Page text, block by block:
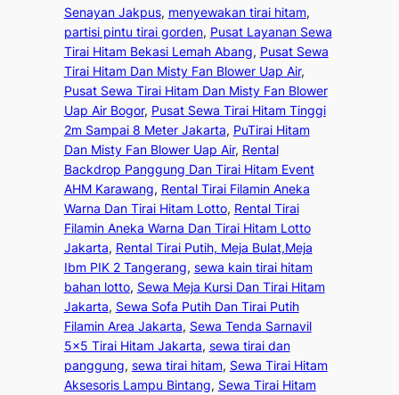
Senayan Jakpus, menyewakan tirai hitam
partisi pintu tirai gorden, Pusat Layanan Sewa
Tirai Hitam Bekasi Lemah Abang, Pusat Sewa
Tirai Hitam Dan Misty Fan Blower Uap Air
Pusat Sewa Tirai Hitam Dan Misty Fan Blower
Uap Air Bogor, Pusat Sewa Tirai Hitam Tinggi
2m Sampai 8 Meter Jakarta, PuTirai Hitam
Dan Misty Fan Blower Uap Air, Rental
Backdrop Panggung Dan Tirai Hitam Event
AHM Karawang, Rental Tirai Filamin Aneka
Warna Dan Tirai Hitam Lotto, Rental Tirai
Filamin Aneka Warna Dan Tirai Hitam Lotto
Jakarta, Rental Tirai Putih, Meja Bulat,Meja
Ibm PIK 2 Tangerang, sewa kain tirai hitam
bahan lotto, Sewa Meja Kursi Dan Tirai Hitam
Jakarta, Sewa Sofa Putih Dan Tirai Putih
Filamin Area Jakarta, Sewa Tenda Sarnavil
5×5 Tirai Hitam Jakarta, sewa tirai dan
panggung, sewa tirai hitam, Sewa Tirai Hitam
Aksesoris Lampu Bintang, Sewa Tirai Hitam